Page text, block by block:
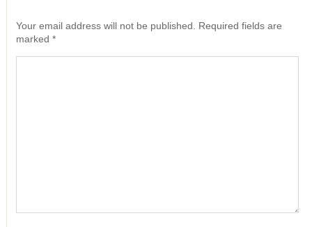
Your email address will not be published.
Required fields are
marked *